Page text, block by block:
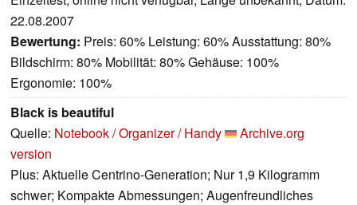
22.08.2007
Bewertung: Preis: 60% Leistung: 60% Ausstattung: 80%
Bildschirm: 80% Mobilität: 80% Gehäuse: 100%
Ergonomie: 100%
Black is beautiful
Quelle: Notebook / Organizer / Handy
Archive.org
version
Plus: Aktuelle Centrino-Generation; Nur 1,9 Kilogramm
schwer; Kompakte Abmessungen; Augenfreundliches